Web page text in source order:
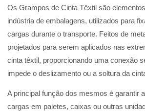
Os Grampos de Cinta Têxtil são
indústria de embalagens, utilizados para
cargas durante o transporte. Feitos de
projetados para serem aplicados nas
cinta têxtil, proporcionando uma conexão
impede o deslizamento ou a soltura da
A principal função dos mesmos é garantir
cargas em paletes, caixas ou outras